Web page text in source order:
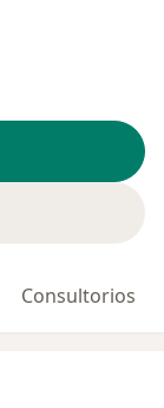
Consultorios